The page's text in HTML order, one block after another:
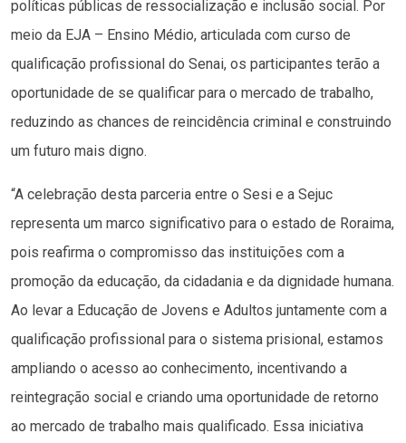
políticas públicas de ressocialização e inclusão social. Por
meio da EJA – Ensino Médio, articulada com curso de
qualificação profissional do Senai, os participantes terão a
oportunidade de se qualificar para o mercado de trabalho,
reduzindo as chances de reincidência criminal e construindo
um futuro mais digno.
“A celebração desta parceria entre o Sesi e a Sejuc
representa um marco significativo para o estado de Roraima,
pois reafirma o compromisso das instituições com a
promoção da educação, da cidadania e da dignidade humana.
Ao levar a Educação de Jovens e Adultos juntamente com a
qualificação profissional para o sistema prisional, estamos
ampliando o acesso ao conhecimento, incentivando a
reintegração social e criando uma oportunidade de retorno
ao mercado de trabalho mais qualificado. Essa iniciativa